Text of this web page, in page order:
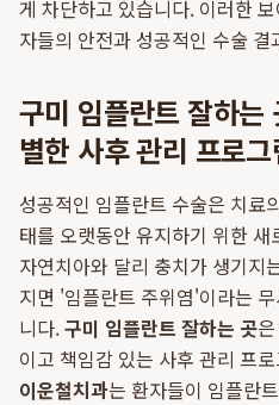
게 차단하고 있습니다. 이러한
자들의 안전과 성공적인 수술 결
구미 임플란트 잘하는
별한 사후 관리 프로그
성공적인 임플란트 수술은 치료
태를 오랫동안 유지하기 위한
자연치아와 달리 충치가 생기지
지면 '임플란트 주위염'이라는
니다.구미 임플란트 잘하는 곳
이고 책임감 있는 사후 관리 프
이운철치과는 환자들이 임플란